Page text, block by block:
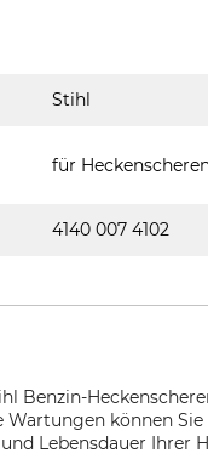
Stihl
für
4140 007 4102
Benzin-
können
Lebensdauer Ihrer